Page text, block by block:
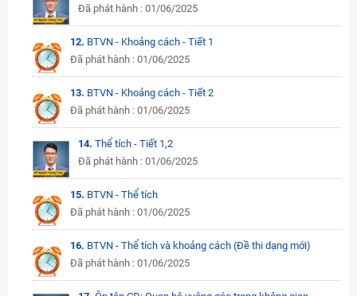
Đã phát hành : 01/06/2025
12. BTVN - Khoảng cách - Tiết 1
Đã phát hành : 01/06/2025
13. BTVN - Khoảng cách - Tiết 2
Đã phát hành : 01/06/2025
14. Thể tích - Tiết 1,2
Đã phát hành : 01/06/2025
15. BTVN - Thể tích
Đã phát hành : 01/06/2025
16. BTVN - Thể tích và khoảng cách (Đề thi dạng mới)
Đã phát hành : 01/06/2025